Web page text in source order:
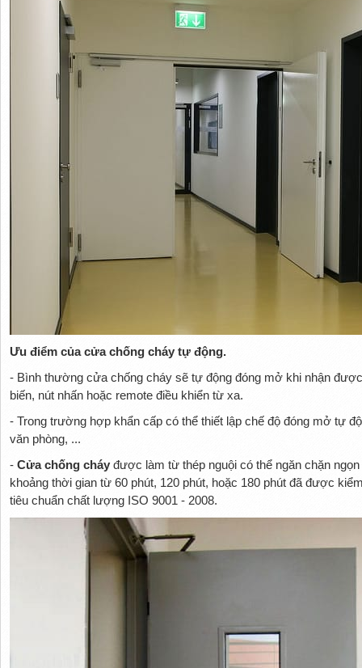
Ưu điểm của cửa chống cháy tự động.
- Bình thường cửa chống cháy sẽ tự động đóng mở khi nhận
biến, nút nhấn hoặc remote điều khiển từ xa.
- Trong trường hợp khẩn cấp có thể thiết lập chế độ đóng mở tự
văn phòng, ...
- Cửa chống cháyđược làm từ thép nguội có thể ngăn chặn
khoảng thời gian từ 60 phút, 120 phút, hoặc 180 phút đã được
tiêu chuẩn chất lượng ISO 9001 - 2008.